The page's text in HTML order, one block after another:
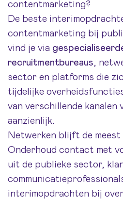
contentmarketing?
De beste
contentmarketing bij
vind je via
recruitmentbureaus,
sector en platforms die
tijdelijke
van verschillende kanalen
aanzienlijk.
Netwerken blijft de meest
Onderhoud contact met
uit de publieke sector,
interimopdrachten bij